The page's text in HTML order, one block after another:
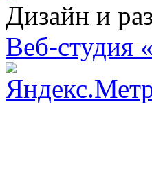
Дизайн и
Веб-студия